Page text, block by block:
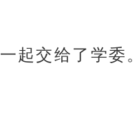
起交给了学委。